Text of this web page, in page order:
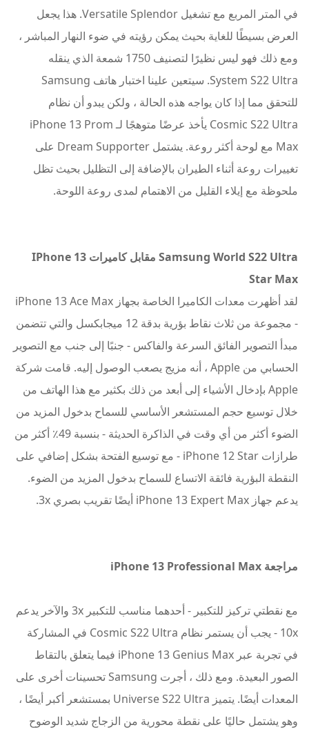
في المتر المربع مع تشغيل Versatile Splendor. هذا يجعل
العرض بسيطًا للغاية بحيث يمكن رؤيته في ضوء النهار المباشر ،
ومع ذلك فهو ليس نظيرًا لتصنيف 1750 شمعة الذي ينقله
System S22 Ultra. سيتعين علينا اختبار هاتف Samsung
للتحقق مما إذا كان يواجه هذه الحالة ، ولكن يبدو أن نظام
Cosmic S22 Ultra يأخذ عرضًا متوهجًا لـ iPhone 13 Prom
Max مع لوحة أكثر روعة. يشتمل Dream Supporter على
تغييرات روعة أثناء الطيران بالإضافة إلى التظليل بحيث تظل
ملحوظة مع إيلاء القليل من الاهتمام لمدى روعة اللوحة.
Samsung World S22 Ultra مقابل كاميرات IPhone 13
Star Max
لقد أظهرت معدات الكاميرا الخاصة بجهاز iPhone 13 Ace Max
- مجموعة من ثلاث نقاط بؤرية بدقة 12 ميجابكسل والتي تتضمن
مبدأ التصوير الفائق السرعة والفاكس - جنبًا إلى جنب مع التصوير
الحسابي من Apple ، أنه مزيج يصعب الوصول إليه. قامت شركة
Apple بإدخال الأشياء إلى أبعد من ذلك بكثير مع هذا الهاتف من
خلال توسيع حجم المستشعر الأساسي للسماح بدخول المزيد من
الضوء أكثر من أي وقت في الذاكرة الحديثة - بنسبة 49٪ أكثر من
طرازات iPhone 12 Star - مع توسيع الفتحة بشكل إضافي على
النقطة البؤرية فائقة الاتساع للسماح بدخول المزيد من الضوء.
يدعم جهاز iPhone 13 Expert Max أيضًا تقريب بصري 3x.
مراجعة iPhone 13 Professional Max
مع نقطتي تركيز للتكبير - أحدهما مناسب للتكبير 3x والآخر يدعم
10x - يجب أن يستمر نظام Cosmic S22 Ultra في المشاركة
في تجربة عبر iPhone 13 Genius Max فيما يتعلق بالتقاط
الصور البعيدة. ومع ذلك ، أجرت Samsung تحسينات أخرى على
المعدات أيضًا. يتميز Universe S22 Ultra بمستشعر أكبر أيضًا ،
وهو يشتمل حاليًا على نقطة محورية من الزجاج شديد الوضوح